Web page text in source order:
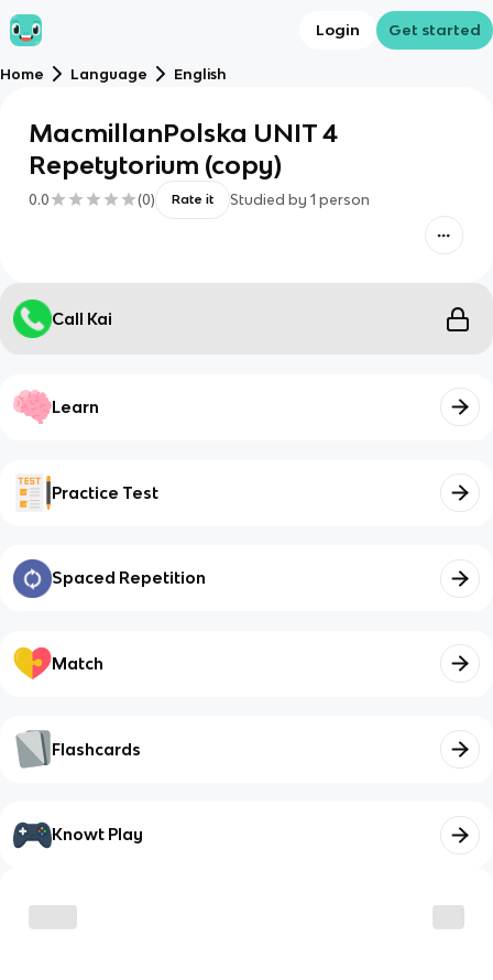
Login Get started
Home Language English
MacmillanPolska UNIT 4
Repetytorium (copy)
0.0 (0) Rate it Studied by 1 person
Call Kai
Learn
Practice Test
Spaced Repetition
Match
Flashcards
Knowt Play